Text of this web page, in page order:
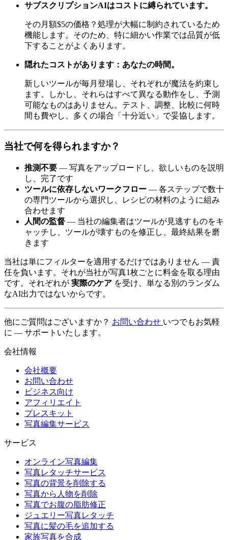
サブスクリプションAIはコストに縛られています。
その月額$5の価格？処理が大幅に制約されているため
機能します。そのため、特に細かい作業では品質が低
下することがよくあります。
隠れたコストがあります：あなたの時間。
新しいツールが毎月登場し、それぞれが魔法を約束し
ます。しかし、それらはすべて異なる動作をし、予測
可能なものはありません。テスト、調整、比較に何時
間も費やし、多くの場合「十分近い」で妥協します。
当社で何を得られますか？
推測不要 — 写真をアップロードし、欲しいものを説明
し、完了です
ツールに依存しないワークフロー — 各ステップで数十
の専門ツールから選択し、レシピの材料のように組み
合わせます
人間の監督 — 当社の編集者はツールが見逃すものをキ
ャッチし、ツールが壊すものを修正し、最終結果を磨
きます
当社は単にフィルターを適用するだけではありません — 責
任を負います。それが当社が写真1枚ごとに料金を取る理由
です。それぞれが 実際のケア を受け、単なる別のランダム
なAI出力ではないからです。
他にご質問はございますか？ お問い合わせ いつでもお気軽
に — サポートいたします。
会社情報
会社概要
お問い合わせ
ビジネス向け
アフィリエイト
プレスキット
写真編集サービス
サービス
オンライン写真編集
写真レタッチサービス
写真の背景を削除する
写真から人物を削除
写真でお腹の脂肪修正
ジュエリー写真レタッチ
写真に髪の毛を追加する
家族写真を合成